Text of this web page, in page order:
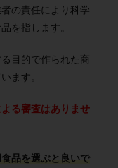
の責任により科学
を指します。
目的で作られた商
ます。
る審査はありませ
品を選ぶと良いで